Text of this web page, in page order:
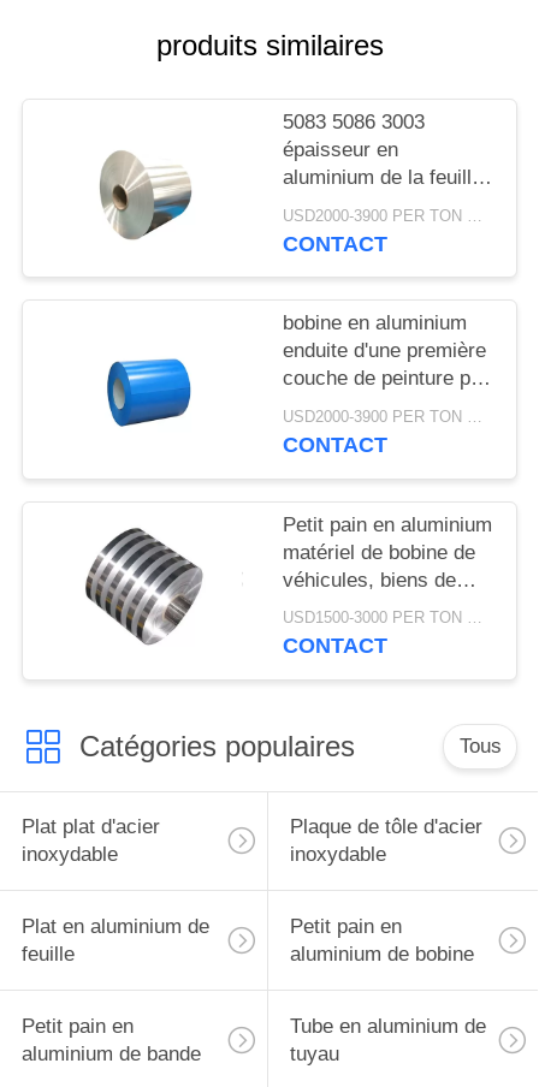
DEVIS
POLICY
produits similaires
5083 5086 3003
épaisseur en
aluminium de la feuille
0.1-3mm de la bobine
H24
USD2000-3900 PER TON MOQ:1TON
CONTACT
bobine en aluminium
enduite d'une première
couche de peinture par
couleur enduite en
aluminium de la bobine
USD2000-3900 PER TON MOQ:1TON
CONTACT
Petit pain en aluminium
matériel de bobine de
véhicules, biens de
corrosion de bobine
d'équilibre en métal anti
USD1500-3000 PER TON MOQ:1TON
CONTACT
Catégories populaires Tous
Plat plat d'acier
inoxydable
Plaque de tôle d'acier
inoxydable
Plat en aluminium de
feuille
Petit pain en
aluminium de bobine
Petit pain en
aluminium de bande
Tube en aluminium de
tuyau